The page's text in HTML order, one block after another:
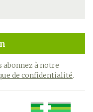
abonnez à notre
de confidentialité.